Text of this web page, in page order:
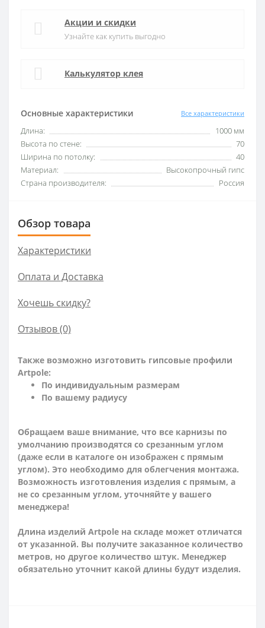
Основные характеристики Все характеристики
Длина:
1000 мм
Высота по стене:
70
Ширина по потолку:
40
Материал:
Высокопрочный гипс
Страна производителя:
Россия
Акции и скидки
Узнайте как купить выгодно
Калькулятор клея
Обзор товара
Характеристики
Оплата и Доставка
Хочешь скидку?
Отзывов (0)
Также возможно изготовить гипсовые профили
Artpole:
По индивидуальным размерам
По вашему радиусу
Обращаем ваше внимание, что все карнизы по
умолчанию производятся со срезанным углом
(даже если в каталоге он изображен с прямым
углом). Это необходимо для облегчения монтажа.
Возможность изготовления изделия с прямым, а
не со срезанным углом, уточняйте у вашего
менеджера!
Длина изделий Artpole на складе может отличатся
от указанной. Вы получите заказанное количество
метров, но другое количество штук. Менеджер
обязательно уточнит какой длины будут изделия.